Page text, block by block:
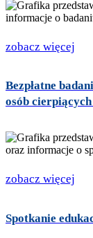
zobacz więcej
Bezpłatne
osób
zobacz więcej
Spotkanie